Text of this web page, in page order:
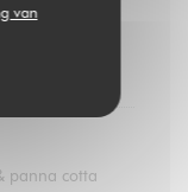
van
panna cotta